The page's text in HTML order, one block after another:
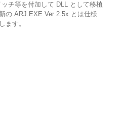
チ等を付加して DLL として移植
の ARJ.EXE Ver 2.5x とは仕様
ます。